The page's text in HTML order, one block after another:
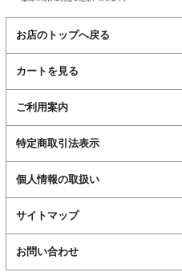
お店のトップへ戻る
カートを見る
ご利用案内
特定商取引法表示
個人情報の取扱い
サイトマップ
お問い合わせ